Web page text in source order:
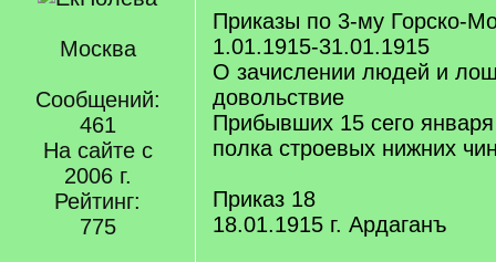
Москва
Сообщений:
461
На сайте с
2006 г.
Рейтинг:
775
Приказы по 3-му Горско-
1.01.1915-31.01.1915
О зачислении людей и
довольствие
Прибывших 15 сего
полка строевых нижних
Приказ 18
18.01.1915 г. Ардаганъ